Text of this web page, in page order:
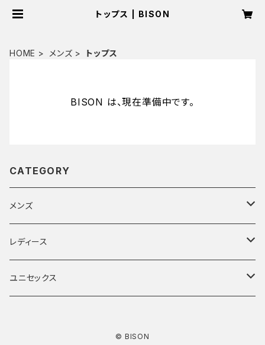
トップス | BISON
HOME メンズ トップス
BISON は、現在準備中です。
CATEGORY
メンズ
トップス
ボトムス
レディース
トップス
ユニセックス
© BISON